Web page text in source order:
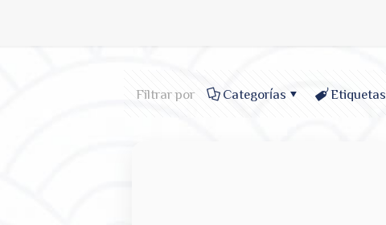
Filtrar por Categorías Etiquetas